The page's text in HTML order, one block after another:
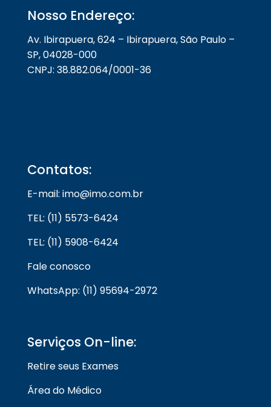
Nosso Endereço:
Av. Ibirapuera, 624 – Ibirapuera, São Paulo –
SP, 04028-000
CNPJ: 38.882.064/0001-36
Contatos:
E-mail: imo@imo.com.br
TEL: (11) 5573-6424
TEL: (11) 5908-6424
Fale conosco
WhatsApp: (11) 95694-2972
Serviços On-line:
Retire seus Exames
Área do Médico